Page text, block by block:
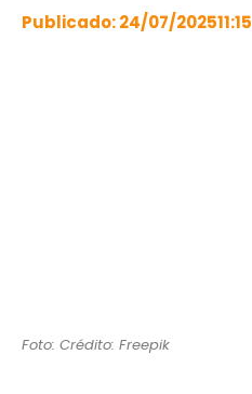
Publicado:24/07/202511:15
Foto: Crédito: Freepik